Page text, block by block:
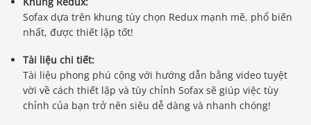
Sofax dựa trên khung tùy chọn Redux mạnh mẽ, phổ biến
nhất, được thiết lập tốt!
Tài liệu chi tiết:
Tài liệu phong phú cộng với hướng dẫn bằng video tuyệt
vời về cách thiết lập và tùy chỉnh Sofax sẽ giúp việc tùy
chỉnh của bạn trở nên siêu dễ dàng và nhanh chóng!